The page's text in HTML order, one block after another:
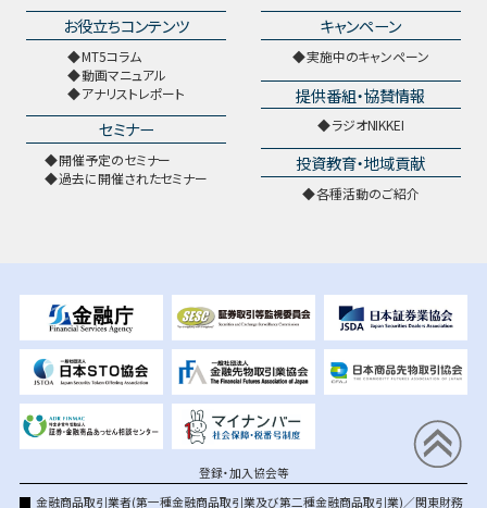
お役立ちコンテンツ
MT5コラム
動画マニュアル
アナリストレポート
セミナー
開催予定のセミナー
過去に開催されたセミナー
キャンペーン
実施中のキャンペーン
提供番組・協賛情報
ラジオNIKKEI
投資教育・地域貢献
各種活動のご紹介
登録・加入協会等
金融商品取引業者(第一種金融商品取引業及び第二種金融商品取引業)／関東財務